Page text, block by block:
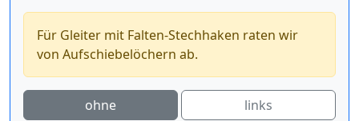
Für Gleiter mit Falten-Stechhaken raten wir
von Aufschiebelöchern ab.
ohne
links